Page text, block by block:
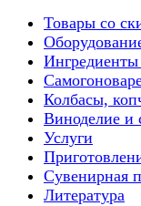
Товары со
Колбасы,
Виноделие и
Услуги
Сувенирная
Литература